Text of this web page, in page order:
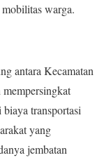
warga.
antara Kecamatan
transportasi
yang
jembatan